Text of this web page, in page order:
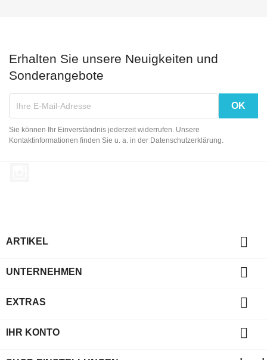
Erhalten Sie unsere Neuigkeiten und
Sonderangebote
Sie können Ihr Einverständnis jederzeit widerrufen. Unsere
Kontaktinformationen finden Sie u. a. in der Datenschutzerklärung.
ARTIKEL 
UNTERNEHMEN 
EXTRAS 
IHR KONTO 